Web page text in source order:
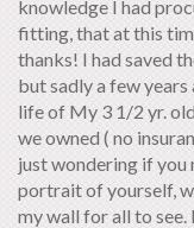
knowledge I had
fitting, that at this
thanks! I had saved
but sadly a few years
life of My 3 1/2 yr.
we owned ( no
just wondering if you
portrait of yourself,
my wall for all to